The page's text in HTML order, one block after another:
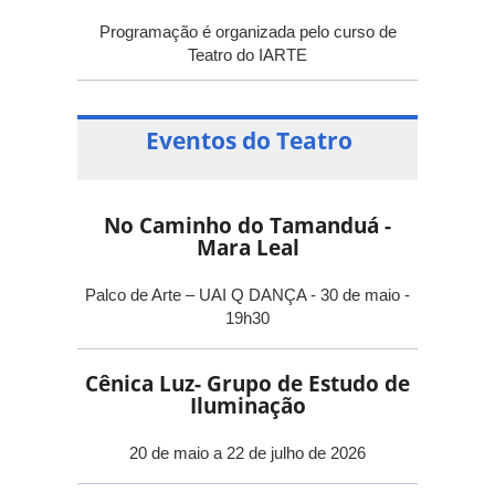
Programação é organizada pelo curso de
Teatro do IARTE
Eventos do Teatro
No Caminho do Tamanduá -
Mara Leal
Palco de Arte – UAI Q DANÇA - 30 de maio -
19h30
Cênica Luz- Grupo de Estudo de
Iluminação
20 de maio a 22 de julho de 2026